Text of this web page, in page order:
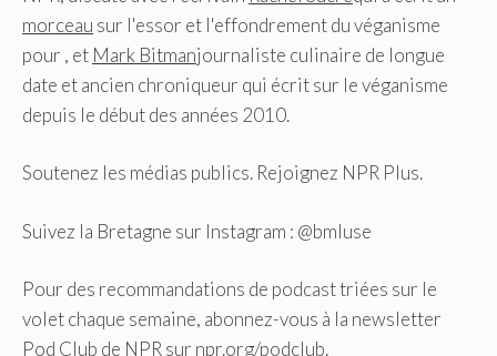
morceau sur l'essor et l'effondrement du véganisme
pour , et Mark Bitmanjournaliste culinaire de longue
date et ancien chroniqueur qui écrit sur le véganisme
depuis le début des années 2010.
Soutenez les médias publics. Rejoignez NPR Plus.
Suivez la Bretagne sur Instagram : @bmluse
Pour des recommandations de podcast triées sur le
volet chaque semaine, abonnez-vous à la newsletter
Pod Club de NPR sur npr.org/podclub.